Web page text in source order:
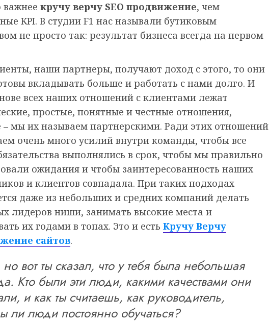
важнее кручу верчу SEO продвижение, чем
KPI. В студии F1 нас называли бутиковым
не просто так: результат бизнеса всегда на первом
наши партнеры, получают доход с этого, то они
вкладывать больше и работать с нами долго. И
всех наших отношений с клиентами лежат
простые, понятные и честные отношения,
– мы их называем партнерскими. Ради этих отношений
очень много усилий внутри команды, чтобы все
выполнялись в срок, чтобы мы правильно
ожидания и чтобы заинтересованность наших
и клиентов совпадала. При таких подходах
даже из небольших и средних компаний делать
лидеров ниши, занимать высокие места и
их годами в топах. Это и есть Кручу Верчу
сайтов.
вот ты сказал, что у тебя была небольшая
Кто были эти люди, какими качествами они
и как ты считаешь, как руководитель,
ли люди постоянно обучаться?